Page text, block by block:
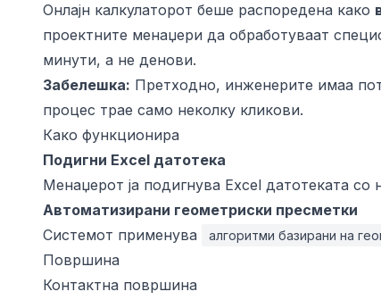
Онлајн калкулаторот беше распоредена како
проектните менаџери да обработуваат
минути, а не денови.
Забелешка: Претходно, инженерите имаа
процес трае само неколку кликови.
Како функционира
Подигни Excel датотека
Менаџерот ја подигнува Excel датотеката
Автоматизирани геометриски пресметки
Системот применува
алгоритми базирани на
Површина
Контактна површина